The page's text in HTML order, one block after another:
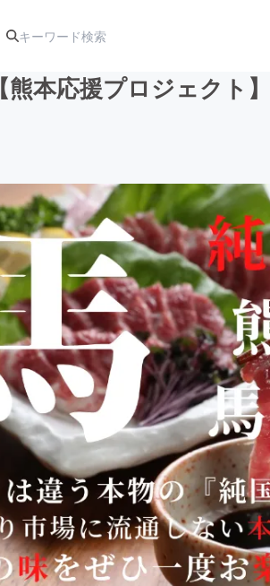
アート・写真
テクノロジー・ガジェット
映像・映画
ビジネス・起業
まちづくり・地域活性化
【熊本応援プロジェクト